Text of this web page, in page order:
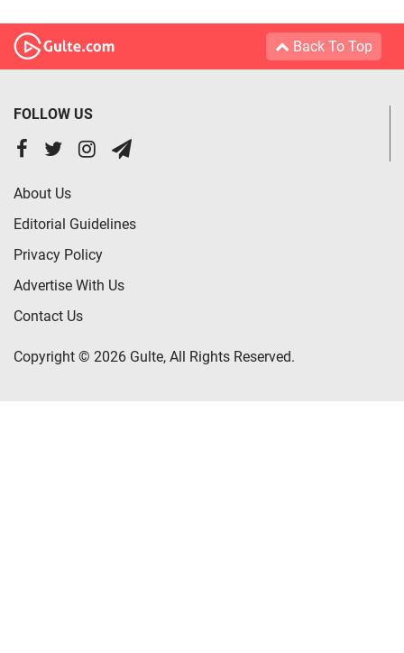
Back To Top
FOLLOW US
About Us
Editorial Guidelines
Privacy Policy
Advertise With Us
Contact Us
Copyright © 2026 Gulte, All Rights Reserved.